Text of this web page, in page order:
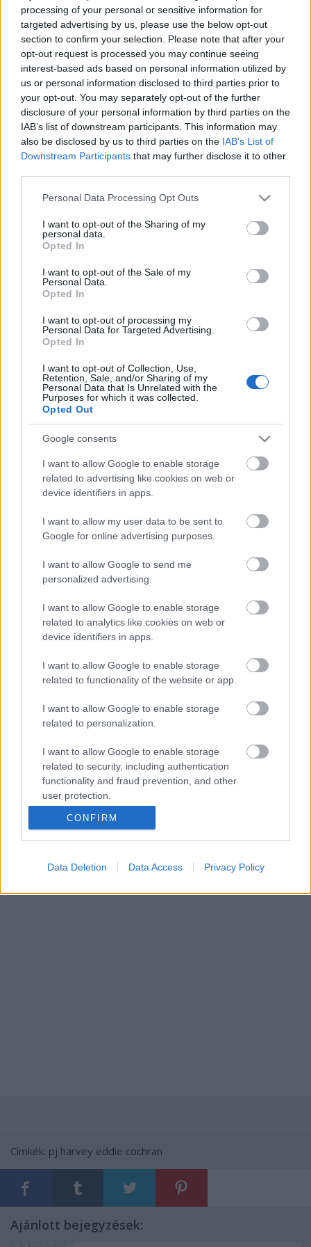
processing of your personal or sensitive information for
targeted advertising by us, please use the below opt-out
section to confirm your selection. Please note that after your
opt-out request is processed you may continue seeing
interest-based ads based on personal information utilized by
us or personal information disclosed to third parties prior to
your opt-out. You may separately opt-out of the further
disclosure of your personal information by third parties on the
IAB’s list of downstream participants. This information may
also be disclosed by us to third parties on the IAB’s List of
Downstream Participants that may further disclose it to other
Please note that this website/app uses one or more Google
not limited to your visit or usage behaviour. You may click to
grant or deny consent to Google and its third-party tags to
use your data for below specified purposes in below Google
consent section.
Personal Data Processing Opt Outs
I want to opt-out of the Sharing of my
personal data.
Opted In
I want to opt-out of the Sale of my
Personal Data.
Opted In
I want to opt-out of processing my
Personal Data for Targeted Advertising.
Opted In
I want to opt-out of Collection, Use,
Retention, Sale, and/or Sharing of my
Personal Data that Is Unrelated with the
Purposes for which it was collected.
Opted Out
Google consents
I want to allow Google to enable storage
related to advertising like cookies on web or
device identifiers in apps.
I want to allow my user data to be sent to
Google for online advertising purposes.
I want to allow Google to send me
personalized advertising.
I want to allow Google to enable storage
related to analytics like cookies on web or
device identifiers in apps.
I want to allow Google to enable storage
related to functionality of the website or app.
I want to allow Google to enable storage
related to personalization.
I want to allow Google to enable storage
related to security, including authentication
functionality and fraud prevention, and other
user protection.
CONFIRM
Data Deletion Data Access Privacy Policy
hullákkal, ami baljós kontrasztot ad a klipben – a
„hátországban” – zajló szórakozáshoz, ünnepléshez.
(A jövőben még számíthatunk egy sor hasonló
videóra is, ugyanisSeamus Murphysokszoros
World Press Photo-díjnyertes fotóriporter a hírek
szerintaz album mind a 12 számához készített
egy-egy ilyen kisfilmet.)
http://pjharvey.lucidwebs.co.uk
ez itt pedig maga a dal klip nélkül:
a 2010 decemberében publikált
kisfilm:
Let England Shakecímadó dalának egy korai
verziója, melyben még benne volt a hangminta a
kanadai Four Lads énekegyüttes
Constantinople)című 1953-as slágeréből:
Címkék: pj harvey eddie cochran
Ajánlott bejegyzések: